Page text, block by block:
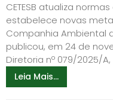
CETESB atualiza
estabelece novas
Companhia Ambiental
publicou, em 24 de
Diretoria nº 079/2025/
Leia Mais...